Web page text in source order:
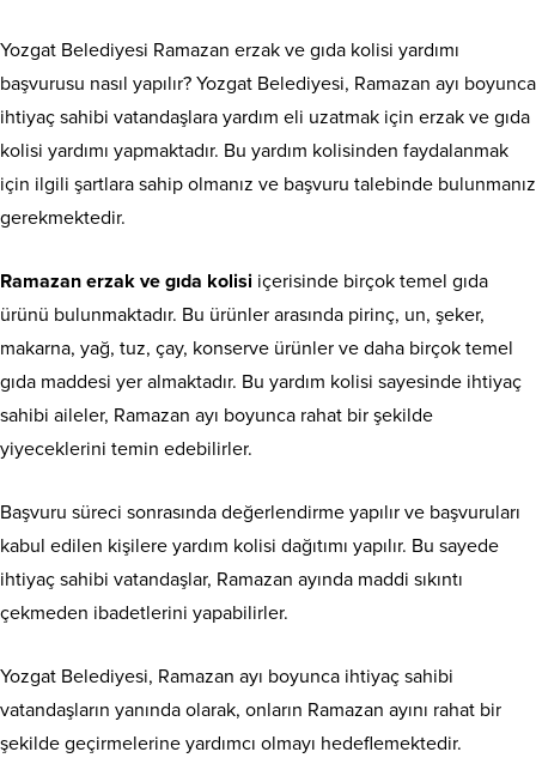
Yozgat Belediyesi Ramazan erzak ve gıda kolisi yardımı
başvurusu nasıl yapılır? Yozgat Belediyesi, Ramazan ayı boyunca
ihtiyaç sahibi vatandaşlara yardım eli uzatmak için erzak ve gıda
kolisi yardımı yapmaktadır. Bu yardım kolisinden faydalanmak
için ilgili şartlara sahip olmanız ve başvuru talebinde bulunmanız
gerekmektedir.
Ramazan erzak ve gıda kolisi içerisinde birçok temel gıda
ürünü bulunmaktadır. Bu ürünler arasında pirinç, un, şeker,
makarna, yağ, tuz, çay, konserve ürünler ve daha birçok temel
gıda maddesi yer almaktadır. Bu yardım kolisi sayesinde ihtiyaç
sahibi aileler, Ramazan ayı boyunca rahat bir şekilde
yiyeceklerini temin edebilirler.
Başvuru süreci sonrasında değerlendirme yapılır ve başvuruları
kabul edilen kişilere yardım kolisi dağıtımı yapılır. Bu sayede
ihtiyaç sahibi vatandaşlar, Ramazan ayında maddi sıkıntı
çekmeden ibadetlerini yapabilirler.
Yozgat Belediyesi, Ramazan ayı boyunca ihtiyaç sahibi
vatandaşların yanında olarak, onların Ramazan ayını rahat bir
şekilde geçirmelerine yardımcı olmayı hedeflemektedir.